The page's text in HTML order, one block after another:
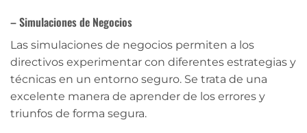
– Simulaciones de Negocios
Las simulaciones de negocios permiten a los
directivos experimentar con diferentes estrategias y
técnicas en un entorno seguro. Se trata de una
excelente manera de aprender de los errores y
triunfos de forma segura.